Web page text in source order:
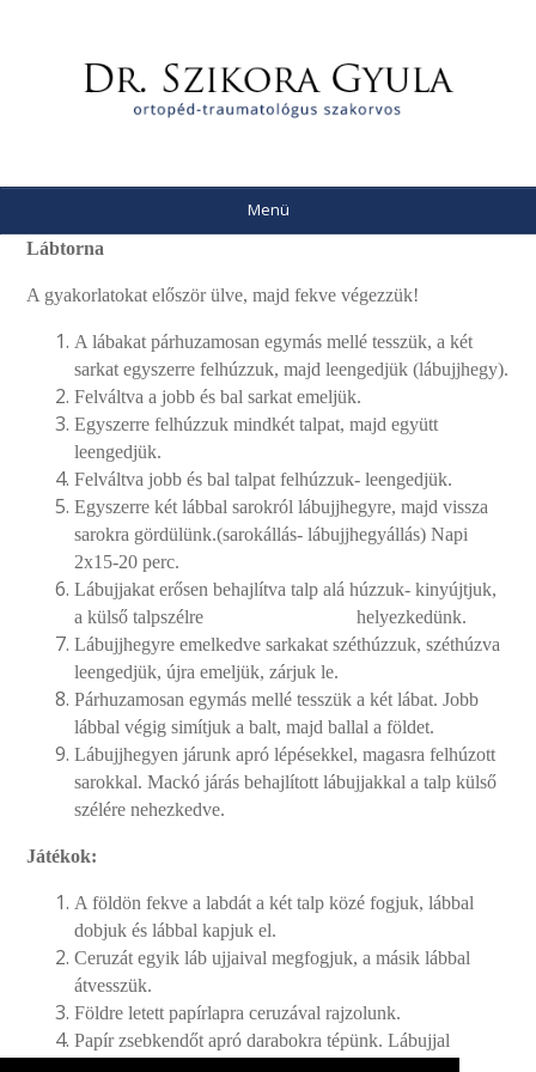
Menü
Lábtorna
A gyakorlatokat először ülve, majd fekve végezzük!
A lábakat párhuzamosan egymás mellé tesszük, a két
sarkat egyszerre felhúzzuk, majd leengedjük (lábujjhegy).
Felváltva a jobb és bal sarkat emeljük.
Egyszerre felhúzzuk mindkét talpat, majd együtt
leengedjük.
Felváltva jobb és bal talpat felhúzzuk- leengedjük.
Egyszerre két lábbal sarokról lábujjhegyre, majd vissza
sarokra gördülünk.(sarokállás- lábujjhegyállás) Napi
2x15-20 perc.
Lábujjakat erősen behajlítva talp alá húzzuk- kinyújtjuk,
a külső talpszélre helyezkedünk.
Lábujjhegyre emelkedve sarkakat széthúzzuk, széthúzva
leengedjük, újra emeljük, zárjuk le.
Párhuzamosan egymás mellé tesszük a két lábat. Jobb
lábbal végig simítjuk a balt, majd ballal a földet.
Lábujjhegyen járunk apró lépésekkel, magasra felhúzott
sarokkal. Mackó járás behajlított lábujjakkal a talp külső
szélére nehezkedve.
Játékok:
A földön fekve a labdát a két talp közé fogjuk, lábbal
dobjuk és lábbal kapjuk el.
Ceruzát egyik láb ujjaival megfogjuk, a másik lábbal
átvesszük.
Földre letett papírlapra ceruzával rajzolunk.
Papír zsebkendőt apró darabokra tépünk. Lábujjal